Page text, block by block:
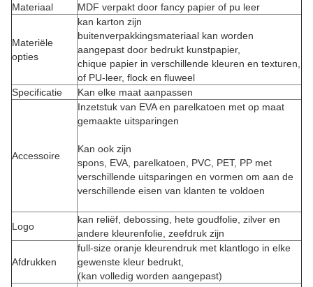
Materiaal MDF verpakt door fancy papier of pu leer
Materiële
opties
kan karton zijn
buitenverpakkingsmateriaal kan worden
aangepast door bedrukt kunstpapier,
chique papier in verschillende kleuren en texturen,
of PU-leer, flock en fluweel
Specificatie
Kan elke maat aanpassen
Accessoire
Inzetstuk van EVA en parelkatoen met op maat
gemaakte uitsparingen
Kan ook zijn
spons, EVA, parelkatoen, PVC, PET, PP met
verschillende uitsparingen en vormen om aan de
verschillende eisen van klanten te voldoen
Logo
kan reliëf, debossing, hete goudfolie, zilver en
andere kleurenfolie, zeefdruk zijn
Afdrukken
full-size oranje kleurendruk met klantlogo in elke
gewenste kleur bedrukt,
(kan volledig worden aangepast)